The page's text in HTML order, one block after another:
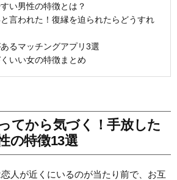
い男性の特徴とは？
言われた！復縁を迫られたらどうすれ
るマッチングアプリ3選
いい女の特徴まとめ
てから気づく！手放した
の特徴13選
人が近くにいるのが当たり前で、お互